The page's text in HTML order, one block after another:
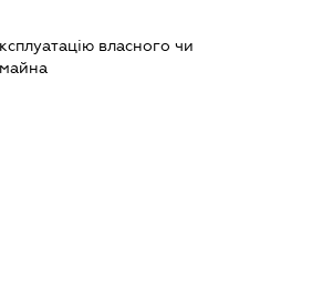
власного чи